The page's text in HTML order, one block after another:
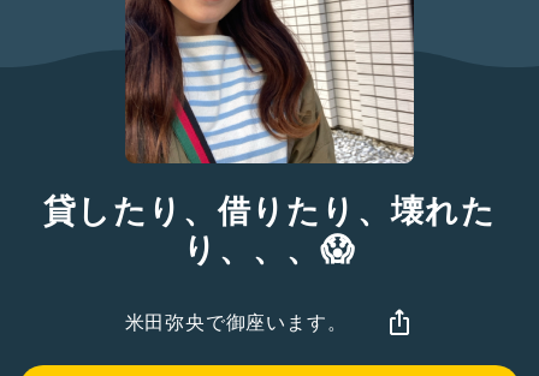
貸したり、借りたり、壊れた
り、、、😱
米田弥央で御座います。